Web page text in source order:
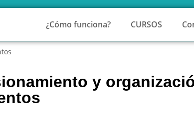
¿Cómo funciona? CURSOS
y